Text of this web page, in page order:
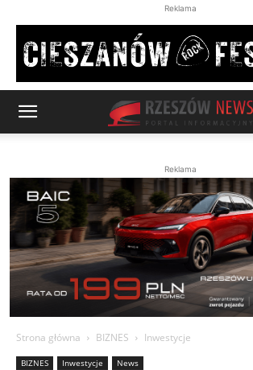
Reklama
Reklama
Strona główna BIZNES Inwestycje
BIZNES Inwestycje News